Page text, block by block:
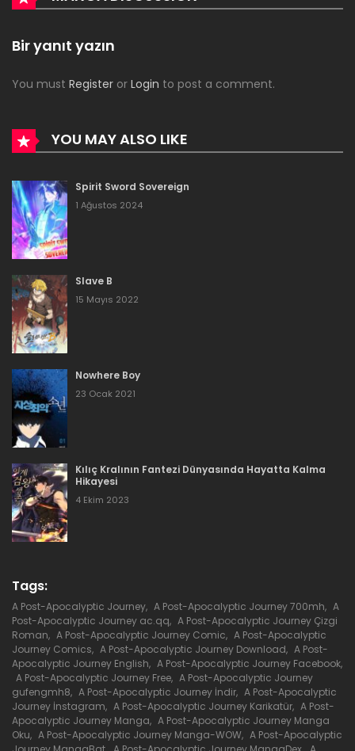
31 Mayıs 2020
31 Mayıs 2020
Bölüm 91
31 Mayıs 2020
Bölüm 90
31 Mayıs 2020
31 Mayıs 2020
Bölüm 88
31 Mayıs 2020
Bölüm 87
31 Mayıs 2020
31 Mayıs 2020
Bölüm 85
31 Mayıs 2020
Bölüm 84
31 Mayıs 2020
Bir yanıt yazın
You must Register or Login to post a comment.
YOU MAY ALSO LIKE
Spirit Sword Sovereign
1 Ağustos 2024
Slave B
15 Mayıs 2022
Nowhere Boy
23 Ocak 2021
Kılıç Kralının Fantezi Dünyasında Hayatta Kalma
Hikayesi
4 Ekim 2023
Tags:
A Post-Apocalyptic Journey, A Post-Apocalyptic Journey 700mh, A
Post-Apocalyptic Journey ac.qq, A Post-Apocalyptic Journey Çizgi
Roman, A Post-Apocalyptic Journey Comic, A Post-Apocalyptic
Journey Comics, A Post-Apocalyptic Journey Download, A Post-
Apocalyptic Journey English, A Post-Apocalyptic Journey Facebook,
A Post-Apocalyptic Journey Free, A Post-Apocalyptic Journey
gufengmh8, A Post-Apocalyptic Journey İndir, A Post-Apocalyptic
Journey İnstagram, A Post-Apocalyptic Journey Karikatür, A Post-
Apocalyptic Journey Manga, A Post-Apocalyptic Journey Manga
Oku, A Post-Apocalyptic Journey Manga-WOW, A Post-Apocalyptic